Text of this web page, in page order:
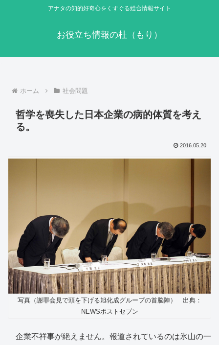
アナタの知的好奇心をくすぐる総合情報サイト
お役立ち情報の杜（もり）
ホーム 社会問題
哲学を喪失した日本企業の病的体質を考え
る。
2016.05.20
写真（謝罪会見で頭を下げる旭化成グループの首脳陣） 出典：
NEWSポストセブン
企業不祥事が絶えません。報道されているのは氷山の一